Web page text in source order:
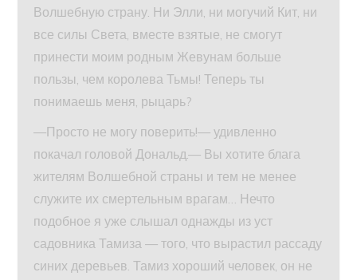
Волшебную страну. Ни Элли, ни могучий Кит, ни
все силы Света, вместе взятые, не смогут
принести моим родным Жевунам больше
пользы, чем королева Тьмы! Теперь ты
понимаешь меня, рыцарь?
—Просто не могу поверить!— удивленно
покачал головой Дональд.— Вы хотите блага
жителям Волшебной страны и тем не менее
служите их смертельным врагам… Нечто
подобное я уже слышал однажды из уст
садовника Тамиза — того, что вырастил рассаду
синих деревьев. Тамиз хороший человек, он не